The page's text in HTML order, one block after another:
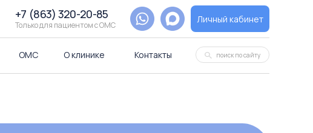
Личный кабинет
Контакты
О клинике
ОМС поиск по сайту
Только для пациентом с ОМС
+7 (863) 320-20-85